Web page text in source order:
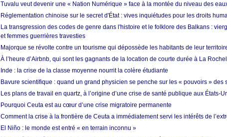
Tuvalu veut devenir une « Nation Numérique » face à la montée du niveau des
Réglementation chinoise sur le secret d'État : vives inquiétudes pour les droits
La transgression des codes de genre dans l'histoire et le folklore des Balkans :
et femmes guerrières travesties
Majorque se révolte contre un tourisme qui dépossède les habitants de leur
À l’heure d’Airbnb, qui sont les gagnants de la location de courte durée à La
Inde : la crise de la classe moyenne nourrit la colère étudiante
Bavure scientifique : quand un grand physicien se penche sur les « pouvoirs » des
Les plans de travail en quartz, à l’origine d’une crise de santé publique aux États-
Pourquoi Ceuta est au cœur d’une crise migratoire permanente
Comment la crise à la frontière de Ceuta a immédiatement servi les intérêts de
El Niño : le monde est entré « en terrain inconnu »